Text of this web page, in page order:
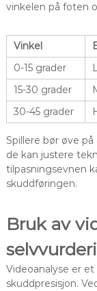
vinkelen på foten
Vinkel
0-15 grader
15-30 grader
30-45 grader
Spillere bør øve
de kan justere
tilpasningsevnen
skuddføringen.
Bruk av
Videoanalyse er
skuddpresisjon.